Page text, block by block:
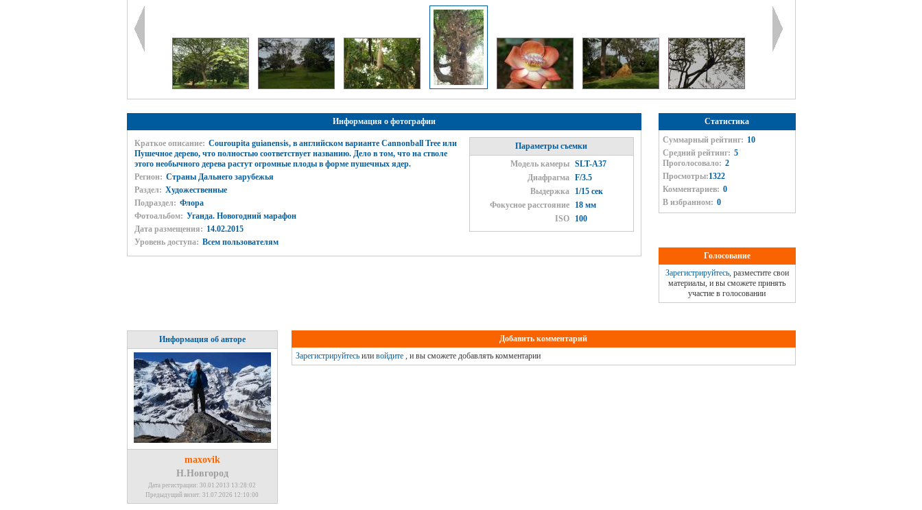
Информация о фотографии
Краткое описание: Couroupita guianensis, в английском варианте Cannonball Tree или
Пушечное дерево, что полностью соответствует названию. Дело в том, что на стволе
этого необычного дерева растут огромные плоды в форме пушечных ядер.
Регион: Страны Дальнего зарубежья
Раздел: Художественные
Подраздел: Флора
Фотоальбом: Уганда. Новогодний марафон
Дата размещения: 14.02.2015
Уровень доступа: Всем пользователям
Параметры съемки
Модель камеры
SLT-A37
Диафрагма
F/3.5
Выдержка
1/15 сек
Фокусное расстояние
18 мм
ISO
100
Статистика
Суммарный рейтинг: 10
Средний рейтинг: 5
Проголосовало: 2
Просмотры:1322
Комментариев: 0
В избранном: 0
Голосование
Зарегистрируйтесь, разместите свои
материалы, и вы сможете принять
участие в голосовании
Информация об авторе
maxovik
Н.Новгород
Дата регистрации: 30.01.2013 13:28:02
Предыдущий визит: 31.07.2026 12:10:00
Добавить комментарий
Зарегистрируйтесьили войдите, и вы сможете добавлять комментарии